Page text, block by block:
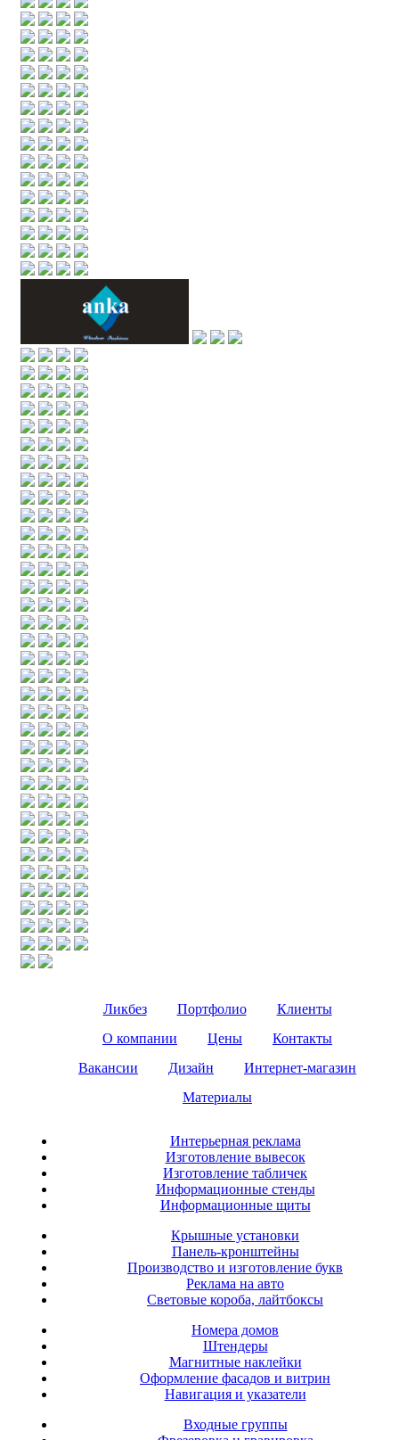
Ликбез Портфолио
Клиенты
О компании
Цены
Контакты
Вакансии
Дизайн
Интернет-магазин
Материалы
Интерьерная реклама
Изготовление вывесок
Изготовление табличек
Информационные стенды
Информационные щиты
Крышные установки
Панель-кронштейны
Производство и изготовление букв
Реклама на авто
Световые короба, лайтбоксы
Номера домов
Штендеры
Магнитные наклейки
Оформление фасадов и витрин
Навигация и указатели
Входные группы